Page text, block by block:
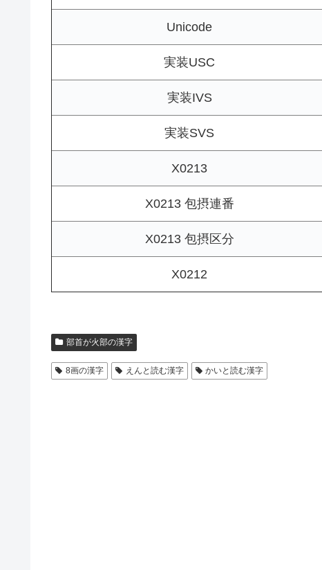
Unicode
実装USC
実装IVS
実装SVS
X0213
X0213 包摂連番
X0213 包摂区分
X0212
部首が火部の漢字
8画の漢字 えんと読む漢字 かいと読む漢字